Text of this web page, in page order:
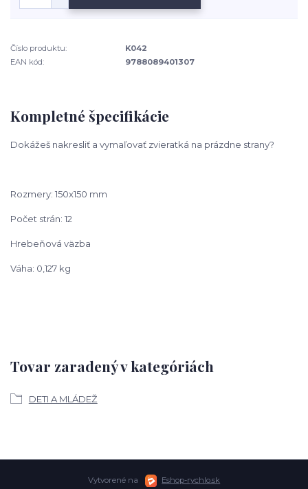
Číslo produktu:
K042
EAN kód:
9788089401307
Kompletné špecifikácie
Dokážeš nakresliť a vymaľovať zvieratká na prázdne strany?
Rozmery: 150x150 mm
Počet strán: 12
Hrebeňová väzba
Váha: 0,127 kg
Tovar zaradený v kategóriách
DETI A MLÁDEŽ
Vytvorené na Eshop-rychlo.sk